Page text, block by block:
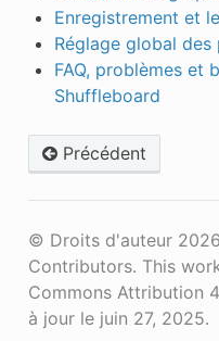
Enregistrement et
Réglage global
FAQ, problèmes et
Shuffleboard
Précédent
© Droits d'auteur
Contributors. This
Commons Attribution
à jour le juin 27, 2025.